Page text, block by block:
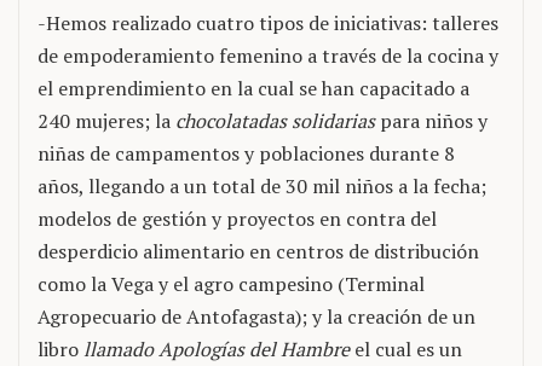
-Hemos realizado cuatro tipos de iniciativas: talleres
de empoderamiento femenino a través de la cocina y
el emprendimiento en la cual se han capacitado a
240 mujeres; la chocolatadas solidariaspara niños y
niñas de campamentos y poblaciones durante 8
años, llegando a un total de 30 mil niños a la fecha;
modelos de gestión y proyectos en contra del
desperdicio alimentario en centros de distribución
como la Vega y el agro campesino (Terminal
Agropecuario de Antofagasta); y la creación de un
librollamado Apologías del Hambreel cual es un